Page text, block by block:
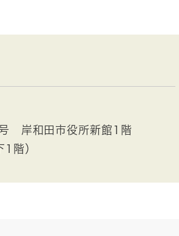
岸和田市役所新館1階
階）